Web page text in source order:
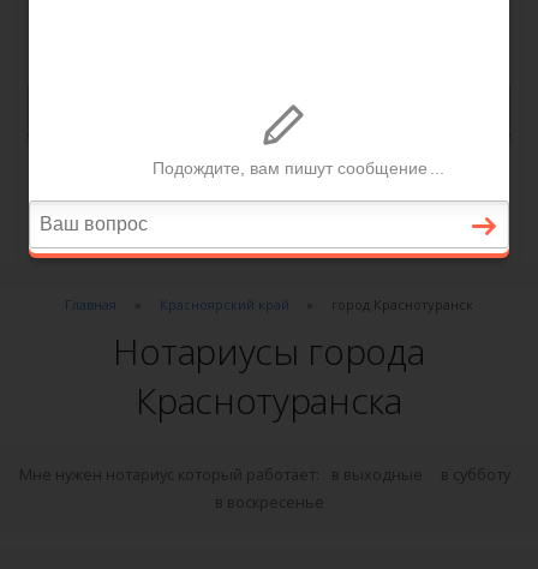
Главная Красноярский край город Краснотуранск
Нотариусы города
Краснотуранска
Мне нужен нотариус который работает: в выходные
в субботу
в воскресенье